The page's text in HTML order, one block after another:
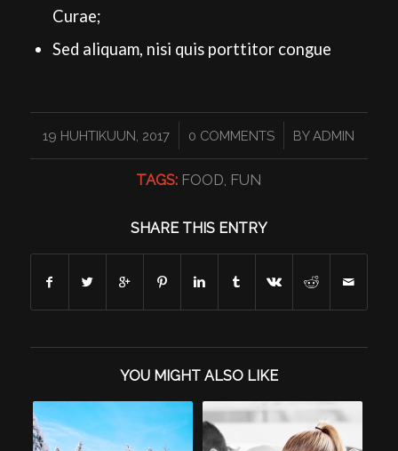
Curae;
Sed aliquam, nisi quis porttitor congue
19 HUHTIKUUN, 2017
/ 0 COMMENTS
/ BYADMIN
TAGS: FOOD, FUN
SHARE THIS ENTRY
YOU MIGHT ALSO LIKE